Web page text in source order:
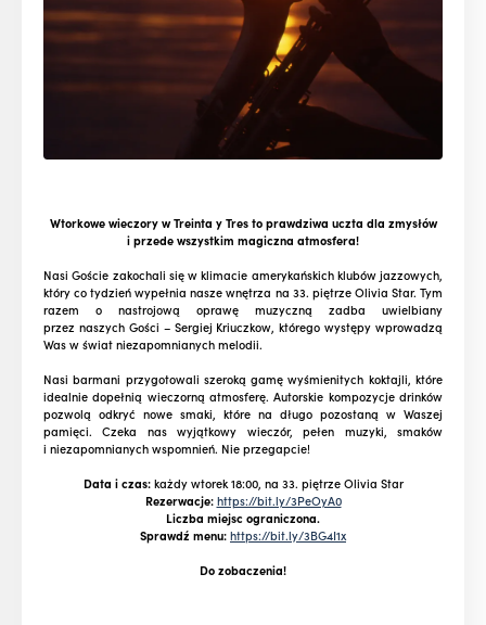
Wtorkowe wieczory w Treinta y Tres to prawdziwa uczta dla zmysłów
i przede wszystkim magiczna atmosfera!
Nasi Goście zakochali się w klimacie amerykańskich klubów jazzowych,
który co tydzień wypełnia nasze wnętrza na 33. piętrze Olivia Star. Tym
razem o nastrojową oprawę muzyczną zadba uwielbiany
przez naszych Gości – Sergiej Kriuczkow, którego występy wprowadzą
Was w świat niezapomnianych melodii.
Nasi barmani przygotowali szeroką gamę wyśmienitych koktajli, które
idealnie dopełnią wieczorną atmosferę. Autorskie kompozycje drinków
pozwolą odkryć nowe smaki, które na długo pozostaną w Waszej
pamięci.Czeka nas wyjątkowy wieczór, pełen muzyki, smaków
i niezapomnianych wspomnień. Nie przegapcie!
Data i czas:każdy wtorek 18:00, na 33. piętrze Olivia Star
Rezerwacje: https://bit.ly/3PeOyA0
Liczba miejsc ograniczona.
Sprawdź menu:https://bit.ly/3BG4I1x
Do zobaczenia!